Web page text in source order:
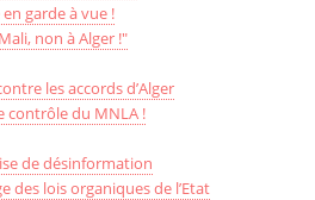
garde à vue !
non à Alger !"
les accords d’Alger
contrôle du MNLA !
de désinformation
des lois organiques de l’Etat